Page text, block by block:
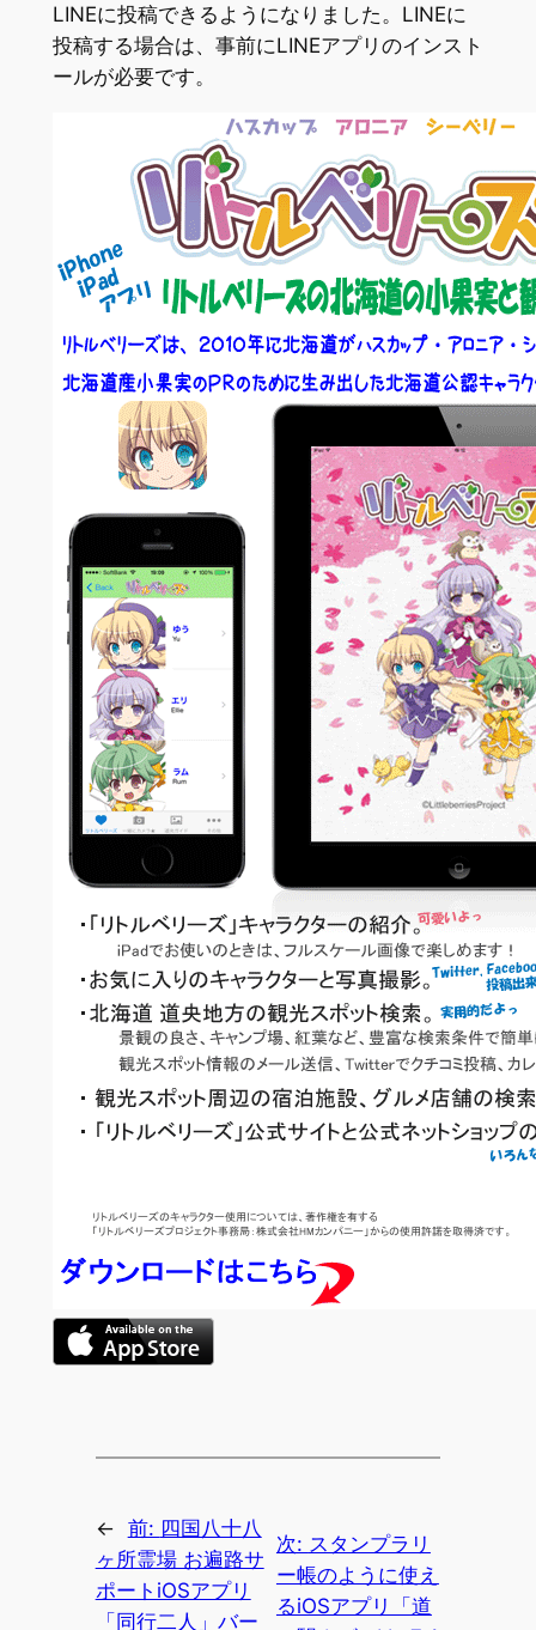
LINEに投稿できるようになりました。LINEに
投稿する場合は、事前にLINEアプリのインスト
ールが必要です。
← 前: 四国八十八
ヶ所霊場 お遍路サ
ポートiOSアプリ
「同行二人」バー
次: スタンプラリ
ー帳のように使え
るiOSアプリ「道